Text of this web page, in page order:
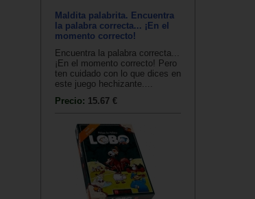
Maldita palabrita. Encuentra
la palabra correcta... ¡En el
momento correcto!
Encuentra la palabra correcta...
¡En el momento correcto! Pero
ten cuidado con lo que dices en
este juego hechizante....
Precio: 15.67 €